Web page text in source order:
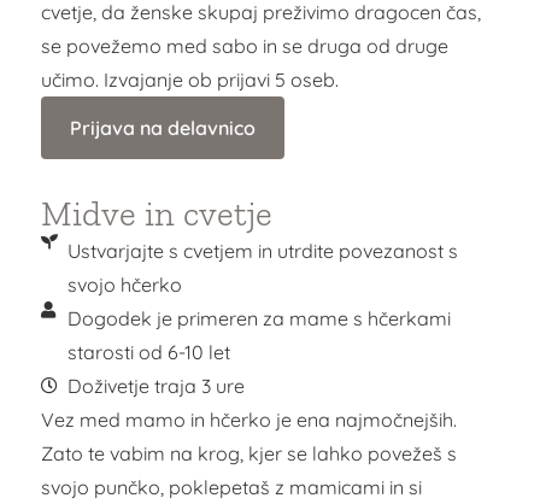
cvetje, da ženske skupaj preživimo dragocen čas,
se povežemo med sabo in se druga od druge
učimo. Izvajanje ob prijavi 5 oseb.
Prijava na delavnico
Midve in cvetje
Ustvarjajte s cvetjem in utrdite povezanost s
svojo hčerko
Dogodek je primeren za mame s hčerkami
starosti od 6-10 let
Doživetje traja 3 ure
Vez med mamo in hčerko je ena najmočnejših.
Zato te vabim na krog, kjer se lahko povežeš s
svojo punčko, poklepetaš z mamicami in si